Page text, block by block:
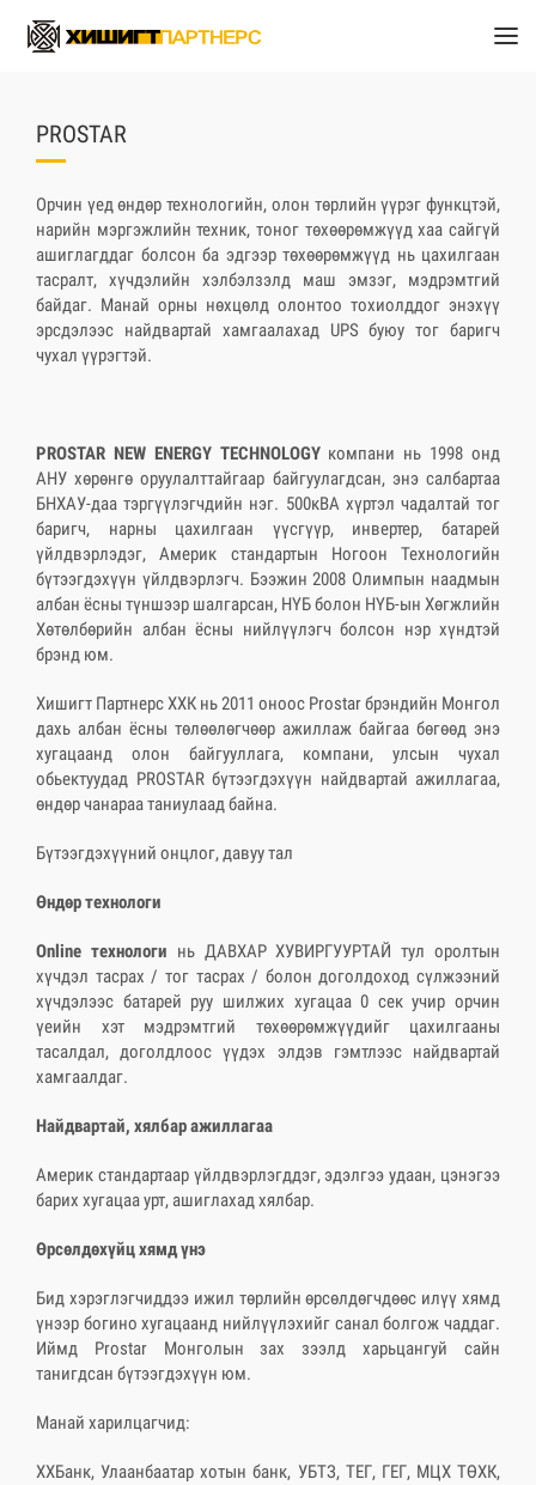
PROSTAR
Орчин үед өндөр технологийн, олон төрлийн үүрэг функцтэй,
нарийн мэргэжлийн техник, тоног төхөөрөмжүүд хаа сайгүй
ашиглагддаг болсон ба эдгээр төхөөрөмжүүд нь цахилгаан
тасралт, хүчдэлийн хэлбэлзэлд маш эмзэг, мэдрэмтгий
байдаг. Манай орны нөхцөлд олонтоо тохиолддог энэхүү
эрсдэлээс найдвартай хамгаалахад UPS буюу тог баригч
чухал үүрэгтэй.
PROSTAR NEW ENERGY TECHNOLOGYкомпани нь 1998 онд
АНУ хөрөнгө оруулалттайгаар байгуулагдсан, энэ салбартаа
БНХАУ-даа тэргүүлэгчдийн нэг. 500кВА хүртэл чадалтай тог
баригч, нарны цахилгаан үүсгүүр, инвертер, батарей
үйлдвэрлэдэг, Америк стандартын Ногоон Технологийн
бүтээгдэхүүн үйлдвэрлэгч. Бээжин 2008 Олимпын наадмын
албан ёсны түншээр шалгарсан, НҮБ болон НҮБ-ын Хөгжлийн
Хөтөлбөрийн албан ёсны нийлүүлэгч болсон нэр хүндтэй
брэнд юм.
Хишигт Партнерс ХХК нь 2011 оноос Prostar брэндийн Монгол
дахь албан ёсны төлөөлөгчөөр ажиллаж байгаа бөгөөд энэ
хугацаанд олон байгууллага, компани, улсын чухал
обьектуудад PROSTAR бүтээгдэхүүн найдвартай ажиллагаа,
өндөр чанараа таниулаад байна.
Бүтээгдэхүүний онцлог, давуу тал
Өндөр технологи
Online технологи нь ДАВХАР ХУВИРГУУРТАЙ тул оролтын
хүчдэл тасрах / тог тасрах / болон доголдоход сүлжээний
хүчдэлээс батарей руу шилжих хугацаа 0 сек учир орчин
үеийн хэт мэдрэмтгий төхөөрөмжүүдийг цахилгааны
тасалдал, доголдлоос үүдэх элдэв гэмтлээс найдвартай
хамгаалдаг.
Найдвартай, хялбар ажиллагаа
Америк стандартаар үйлдвэрлэгддэг, эдэлгээ удаан, цэнэгээ
барих хугацаа урт, ашиглахад хялбар.
Өрсөлдөхүйц хямд үнэ
Бид хэрэглэгчиддээ ижил төрлийн өрсөлдөгчдөөс илүү хямд
үнээр богино хугацаанд нийлүүлэхийг санал болгож чаддаг.
Иймд Prostar Монголын зах зээлд харьцангуй сайн
танигдсан бүтээгдэхүүн юм.
Манай харилцагчид:
ХХБанк, Улаанбаатар хотын банк, УБТЗ, ТЕГ, ГЕГ, МЦХ ТӨХК,